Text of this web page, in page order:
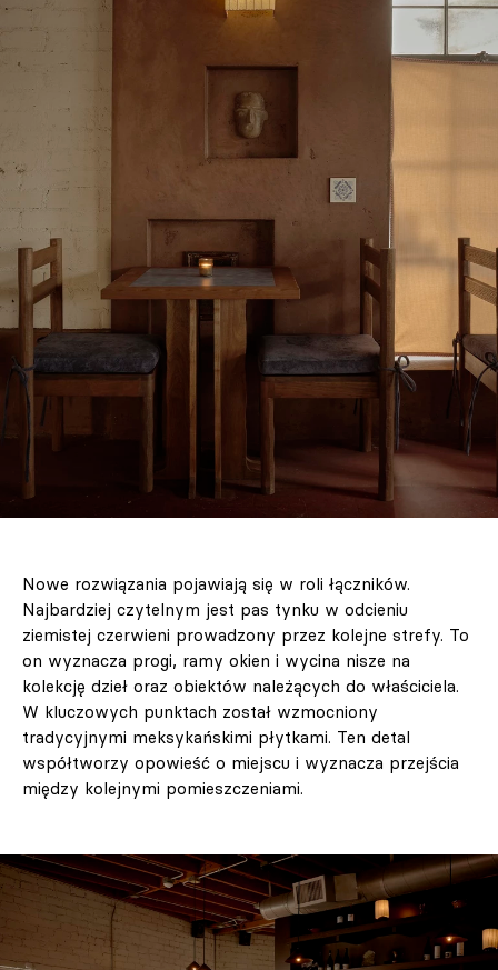
Nowe rozwiązania pojawiają się w roli łączników.
Najbardziej czytelnym jest pas tynku w odcieniu
ziemistej czerwieni prowadzony przez kolejne strefy. To
on wyznacza progi, ramy okien i wycina nisze na
kolekcję dzieł oraz obiektów należących do właściciela.
W kluczowych punktach został wzmocniony
tradycyjnymi meksykańskimi płytkami. Ten detal
współtworzy opowieść o miejscu i wyznacza przejścia
między kolejnymi pomieszczeniami.